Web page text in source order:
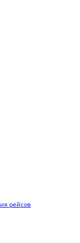
рейсов